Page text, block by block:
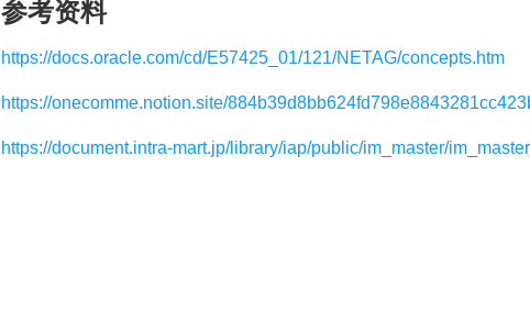
参考资料
https://docs.oracle.com/cd/E57425_01/121/NETAG/concepts.htm
https://onecomme.notion.site/
https://document.intra-mart.jp/library/iap/public/im_master/